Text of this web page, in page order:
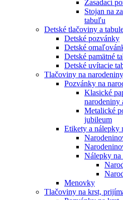
Zasadací
Stojan na
tabuľu
Detské tlačoviny a
Detské pozvánky
Detské
Detské pamätné
Detské uvítacie
Tlačoviny na
Pozvánky na
Klasické
narodeniny
Metalické
jubileum
Etikety a nálepky
Nálepky na
Menovky
Tlačoviny na krst,